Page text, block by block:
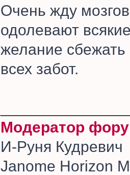
Очень жду
одолевают
желание сбежать
всех забот.
Модератор
И-Руня Кудревич
Janome Horizon